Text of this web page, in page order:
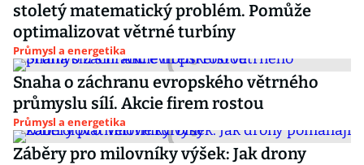
stoletý matematický problém. Pomůže
optimalizovat větrné turbíny
Průmysl a energetika
Snaha o záchranu evropského větrného
průmyslu sílí. Akcie firem rostou
Průmysl a energetika
Záběry pro milovníky výšek: Jak drony